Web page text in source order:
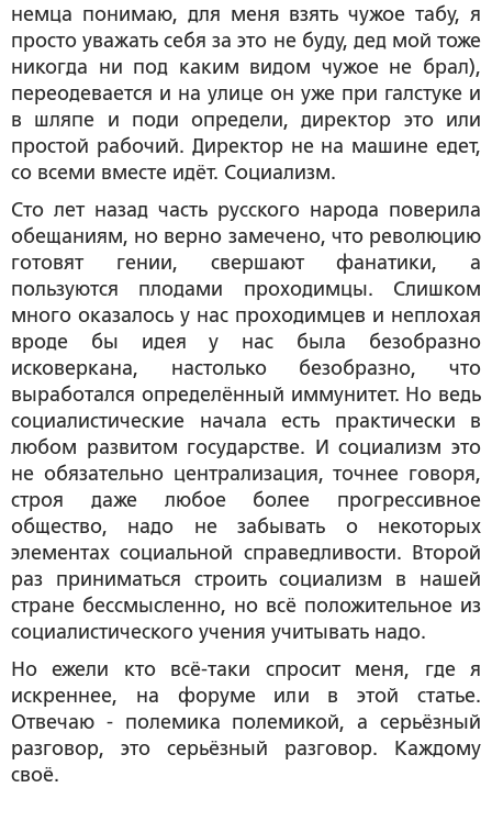
немца понимаю, для меня взять чужое табу, я
просто уважать себя за это не буду, дед мой тоже
никогда ни под каким видом чужое не брал),
переодевается и на улице он уже при галстуке и
в шляпе и поди определи, директор это или
простой рабочий. Директор не на машине едет,
со всеми вместе идёт. Социализм.
Сто лет назад часть русского народа поверила
обещаниям, но верно замечено, что революцию
готовят гении, свершают фанатики, а
пользуются плодами проходимцы. Слишком
много оказалось у нас проходимцев и неплохая
вроде бы идея у нас была безобразно
исковеркана, настолько безобразно, что
выработался определённый иммунитет. Но ведь
социалистические начала есть практически в
любом развитом государстве. И социализм это
не обязательно централизация, точнее говоря,
строя даже любое более прогрессивное
общество, надо не забывать о некоторых
элементах социальной справедливости. Второй
раз приниматься строить социализм в нашей
стране бессмысленно, но всё положительное из
социалистического учения учитывать надо.
Но ежели кто всё-таки спросит меня, где я
искреннее, на форуме или в этой статье.
Отвечаю - полемика полемикой, а серьёзный
разговор, это серьёзный разговор. Каждому
своё.